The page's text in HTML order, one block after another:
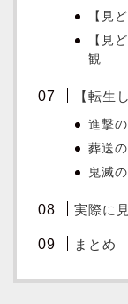
【見
【見
観
【転生
進撃
葬送
鬼滅の
実際に
まとめ